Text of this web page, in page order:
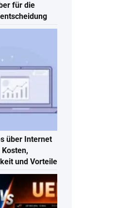
für die
über Internet
und Vorteile